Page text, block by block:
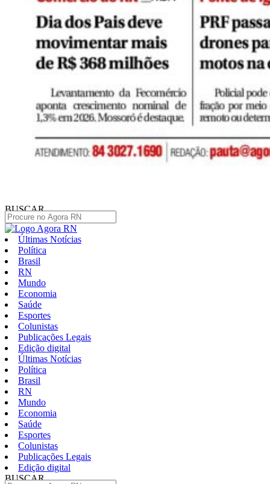
BUSCAR
Últimas Notícias
Política
Brasil
RN
Mundo
Economia
Saúde
Esportes
Colunistas
Publicações Legais
Edição digital
Últimas Notícias
Política
Brasil
RN
Mundo
Economia
Saúde
Esportes
Colunistas
Publicações Legais
Edição digital
BUSCAR